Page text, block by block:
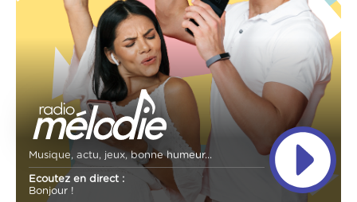
Musique, actu, jeux, bonne humeur...
Ecoutez en direct :
Bonjour !